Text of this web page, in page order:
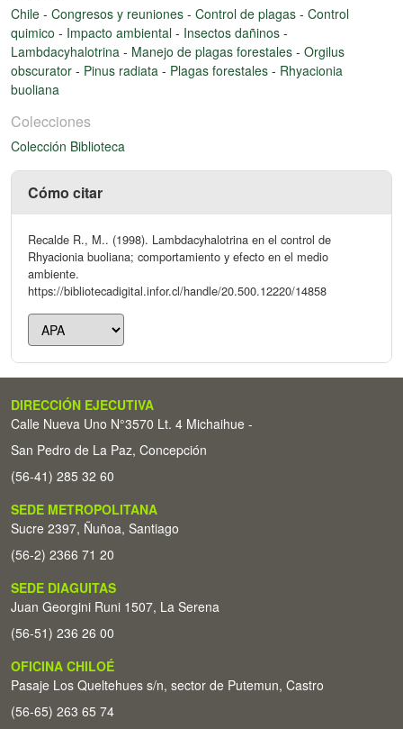
Chile - Congresos y reuniones - Control de plagas - Control
quimico - Impacto ambiental - Insectos dañinos -
Lambdacyhalotrina - Manejo de plagas forestales - Orgilus
obscurator - Pinus radiata - Plagas forestales - Rhyacionia
buoliana
Colecciones
Colección Biblioteca
Cómo citar
Recalde R., M.. (1998). Lambdacyhalotrina en el control de
Rhyacionia buoliana; comportamiento y efecto en el medio
ambiente.
https://bibliotecadigital.infor.cl/handle/20.500.12220/14858
DIRECCIÓN EJECUTIVA
Calle Nueva Uno N°3570 Lt. 4 Michaihue -
San Pedro de La Paz, Concepción
(56-41) 285 32 60
SEDE METROPOLITANA
Sucre 2397, Ñuñoa, Santiago
(56-2) 2366 71 20
SEDE DIAGUITAS
Juan Georgini Runi 1507, La Serena
(56-51) 236 26 00
OFICINA CHILOÉ
Pasaje Los Queltehues s/n, sector de Putemun, Castro
(56-65) 263 65 74